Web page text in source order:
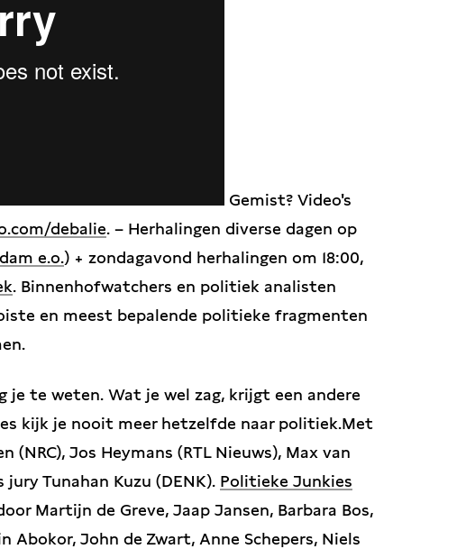
Gemist? Video's
debalie. – Herhalingen diverse dagen op
e.o.) + zondagavond herhalingen om 18:00,
. Binnenhofwatchers en politiek analisten
en meest bepalende politieke fragmenten
je te weten. Wat je wel zag, krijgt een andere
kijk je nooit meer hetzelfde naar politiek.Met
Jos Heymans (RTL Nieuws), Max van
Tunahan Kuzu (DENK). Politieke Junkies
Martijn de Greve, Jaap Jansen, Barbara Bos,
Abokor, John de Zwart, Anne Schepers, Niels